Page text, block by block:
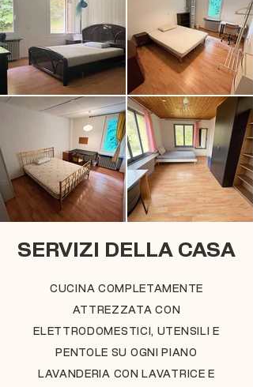
SERVIZI DELLA CASA
CUCINA COMPLETAMENTE
ATTREZZATA CON
ELETTRODOMESTICI, UTENSILI E
PENTOLE SU OGNI PIANO
LAVANDERIA CON LAVATRICE E